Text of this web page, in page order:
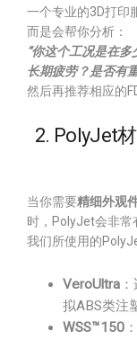
一个专业的3D打印
而是会帮你分析：
“你这个工况是在
长期疲劳？是否有
然后再推荐相应的
2. PolyJet
当你需要精细外观
时，PolyJet会非常
我们所使用的
VeroUltra
拟ABS类注
WSS™150